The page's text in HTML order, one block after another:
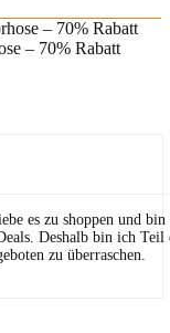
– 70% Rabatt
es zu shoppen und
Deshalb bin ich Teil
zu überraschen.